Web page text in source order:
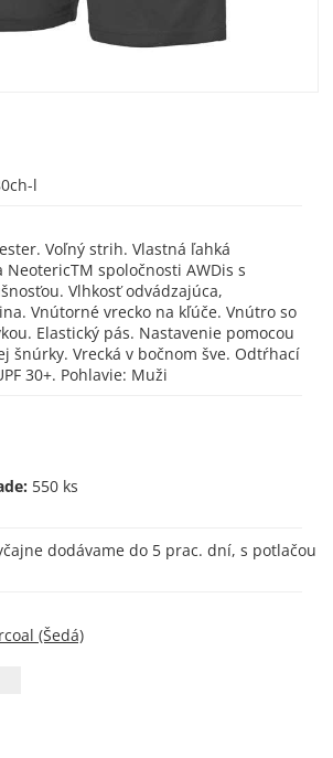
l
Voľný strih. Vlastná ľahká
spoločnosti AWDis s
Vlhkosť odvádzajúca,
Vnútorné vrecko na kľúče. Vnútro so
Elastický pás. Nastavenie pomocou
šnúrky. Vrecká v bočnom šve. Odtŕhací
30+. Pohlavie: Muži
550 ks